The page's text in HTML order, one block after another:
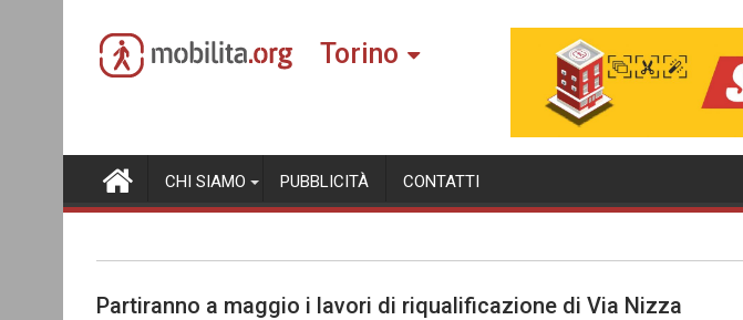
content
Torino
CHI SIAMO PUBBLICITÀ CONTATTI
Partiranno a maggio i lavori di riqualificazione di Via Nizza